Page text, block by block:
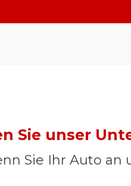
Sie unser
Sie Ihr Auto an